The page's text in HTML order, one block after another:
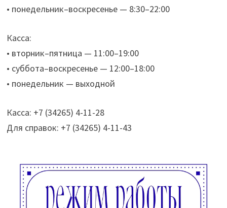
• понедельник–воскресенье — 8:30–22:00
Касса:
• вторник–пятница — 11:00–19:00
• суббота–воскресенье — 12:00–18:00
• понедельник — выходной
Касса: +7 (34265) 4-11-28
Для справок: +7 (34265) 4-11-43